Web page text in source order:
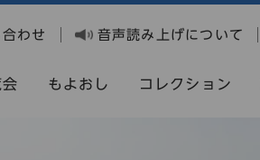
わせ 音声読み上げについて
もよおし コレクション